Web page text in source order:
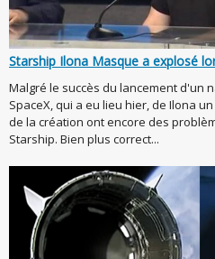
Starship Ilona Masque a explosé
Malgré le succès du lancement d'un
SpaceX, qui a eu lieu hier, de Ilona
de la création ont encore des
Starship. Bien plus correct...